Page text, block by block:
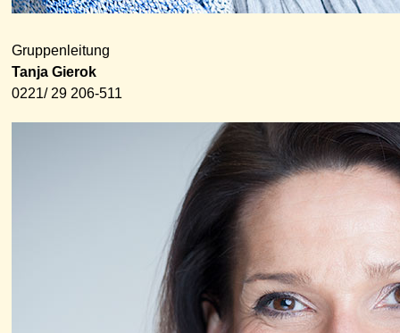
Gruppenleitung
Tanja Gierok
0221/ 29 206-511